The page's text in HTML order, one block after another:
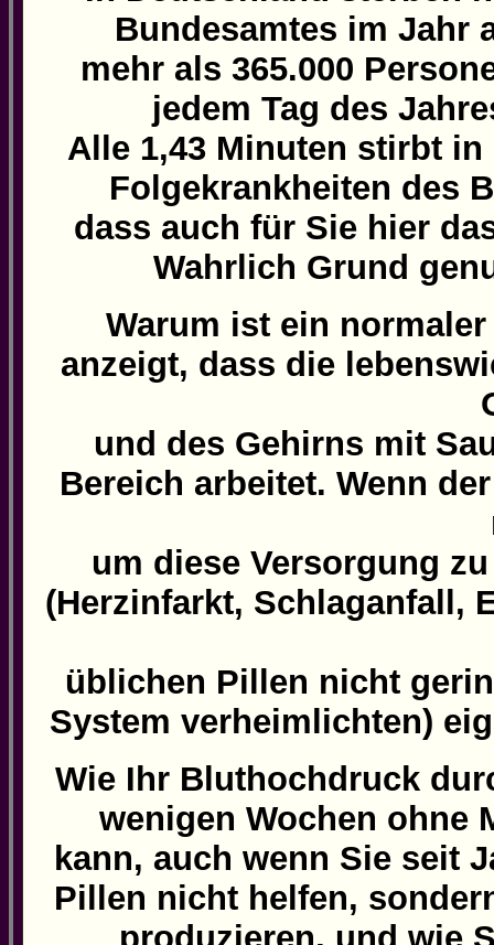
Bundesamtes im Jahr
mehr als 365.000
jedem Tag des
Alle 1,43 Minuten stirbt
Folgekrankheiten des
dass auch für Sie hier
Wahrlich Grund
Warum ist ein
anzeigt, dass die
und des Gehirns mit
Bereich arbeitet. Wenn
um diese Versorgung
(Herzinfarkt, Schlaganfall,
üblichen Pillen nicht
System verheimlichten)
Wie Ihr Bluthochdruck
wenigen Wochen ohne
kann, auch wenn Sie seit
Pillen nicht helfen,